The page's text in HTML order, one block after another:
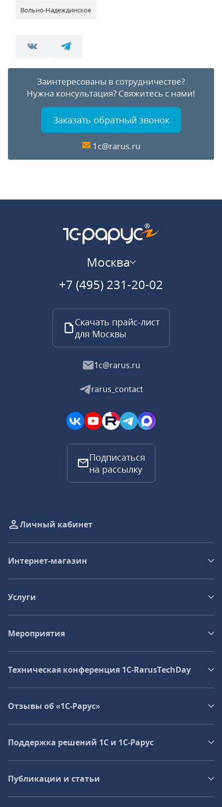
Вольно-Надеждинское
Заинтересованы в сотрудничестве?
Нужна консультация? Свяжитесь с нами!
Заказать обратный звонок
1c@rarus.ru
Москва
+7 (495) 231-20-02
Скачать прайс-лист
для Москвы
1c@rarus.ru
rarus_contact
Подписаться
на рассылку
Личный кабинет
Интернет-магазин
Услуги
Мероприятия
Техническая конференция 1C‑RarusTechDay
Отзывы об «1С-Рарус»
Поддержка решений 1С и 1С‑Рарус
Публикации и статьи